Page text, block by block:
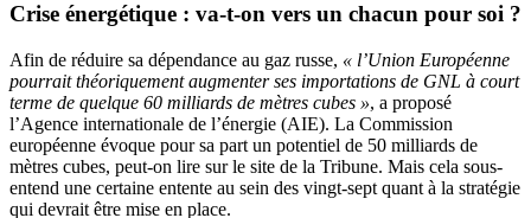
Crise énergétique : va-t-on vers un chacun pour soi ?
Afin de réduire sa dépendance au gaz russe, « l’Union Européenne
pourrait théoriquement augmenter ses importations de GNL à court
terme de quelque 60 milliards de mètres cubes », a proposé
l’Agence internationale de l’énergie (AIE). La Commission
européenne évoque pour sa part un potentiel de 50 milliards de
mètres cubes, peut-on lire sur le site de la Tribune. Mais cela sous-
entend une certaine entente au sein des vingt-sept quant à la stratégie
qui devrait être mise en place.